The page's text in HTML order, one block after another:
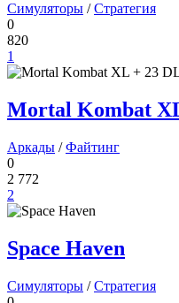
Симуляторы /Стратегия
0
820
1
Mortal Kombat
Аркады /Файтинг
0
2 772
2
Space Haven
Симуляторы /Стратегия